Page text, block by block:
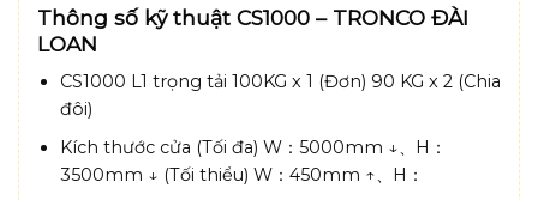
Thông số kỹ thuật CS1000 – TRONCO ĐÀI
LOAN
CS1000 L1 trọng tải 100KG x 1 (Đơn) 90 KG x 2 (Chia
đôi)
Kích thước cửa (Tối đa) W：5000mm ↓、H：
3500mm ↓ (Tối thiểu) W：450mm ↑、H：